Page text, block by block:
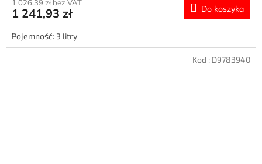
1 026,39 zł bez VAT
1 241,93 zł Do koszyka
Pojemność: 3 litry
Kod : D9783940